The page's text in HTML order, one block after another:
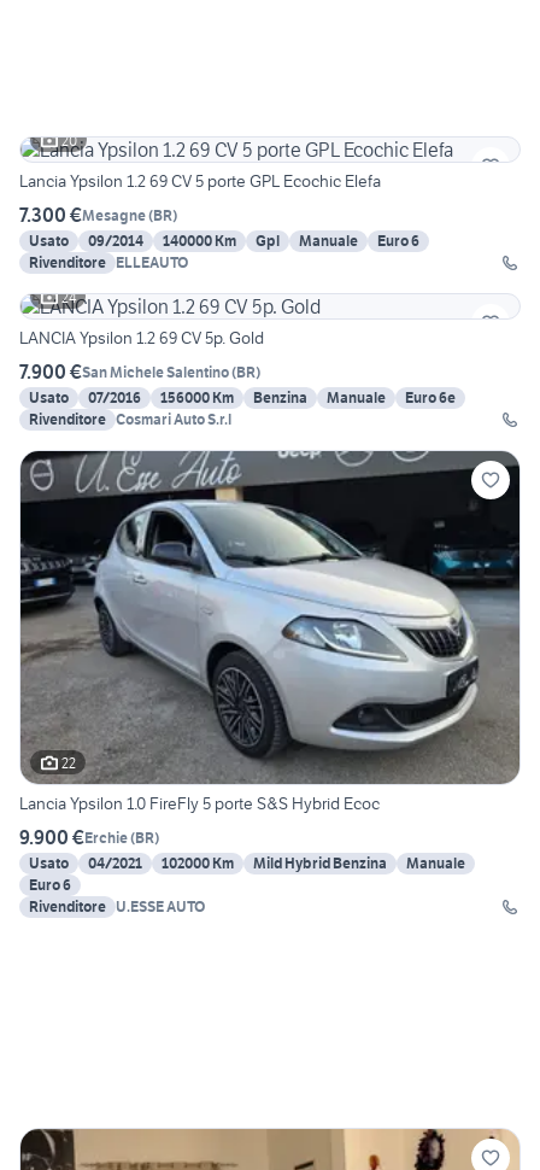
20
Lancia Ypsilon 1.2 69 CV 5 porte GPL Ecochic Elefa
7.300 €Mesagne(BR)
Usato
09/2014 140000 Km Gpl Manuale
Euro 6
Rivenditore ELLEAUTO
24
LANCIA Ypsilon 1.2 69 CV 5p. Gold
7.900 €San Michele Salentino(BR)
Usato
07/2016 156000 Km Benzina Manuale
Euro 6e
Rivenditore Cosmari Auto S.r.l
22
Lancia Ypsilon 1.0 FireFly 5 porte S&S Hybrid Ecoc
9.900 €Erchie(BR)
Usato
04/2021 102000 Km Mild Hybrid Benzina
Manuale
Euro 6
Rivenditore U.ESSE AUTO